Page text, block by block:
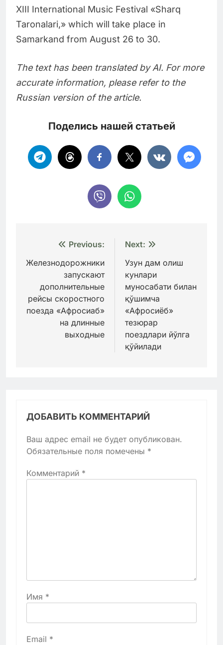
XIII International Music Festival «Sharq
Taronalari,» which will take place in
Samarkand from August 26 to 30.
The text has been translated by AI. For more
accurate information, please refer to the
Russian version of the article.
Поделись нашей статьей
Навигация
по
записям
Previous:
Железнодорожники
запускают
дополнительные
рейсы скоростного
поезда «Афросиаб»
на длинные
выходные
Next:
Узун дам олиш
кунлари
муносабати билан
қўшимча
«Афросиёб»
тезюрар
поездлари йўлга
қўйилади
ДОБАВИТЬ КОММЕНТАРИЙ
Ваш адрес email не будет опубликован.
Обязательные поля помечены *
Комментарий *
Имя *
Email *